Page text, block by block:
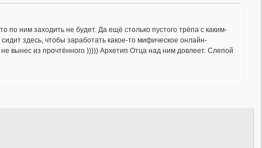
по ним заходить не будет. Да ещё столько пустого трёпа с каким-
здесь, чтобы заработать какое-то мифическое онлайн-
вынес из прочтённого ))))) Архетип Отца над ним довлеет. Слепой